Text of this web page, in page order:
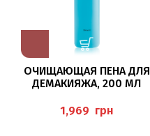
ОЧИЩАЮЩАЯ ПЕНА ДЛЯ
ДЕМАКИЯЖА, 200 МЛ
грн